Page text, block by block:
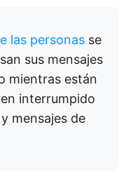
las personas se
sus mensajes
mientras están
interrumpido
mensajes de